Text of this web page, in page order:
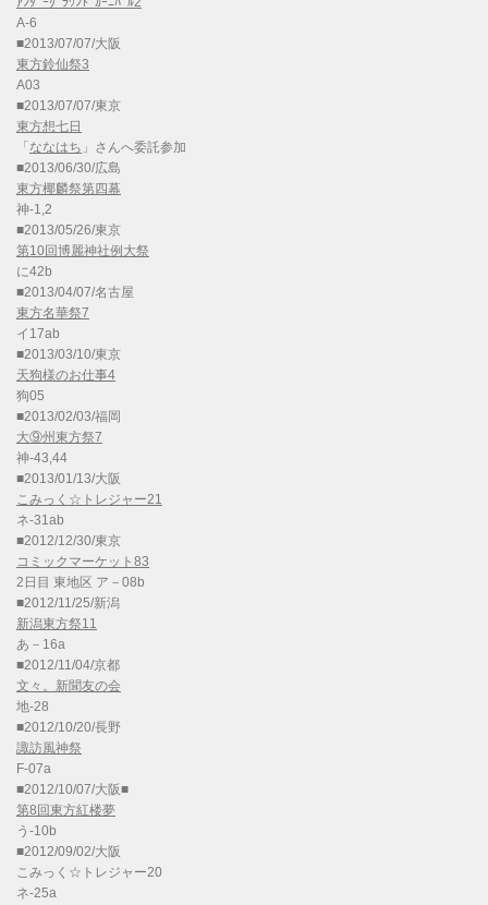
A-6
■2013/07/07/大阪
東方鈴仙祭3
A03
■2013/07/07/東京
東方想七日
「 ななはち 」さんへ委託参加
■2013/06/30/広島
東方椰麟祭第四幕
神-1,2
■2013/05/26/東京
第10回博麗神社例大祭
に42b
■2013/04/07/名古屋
東方名華祭7
イ17ab
■2013/03/10/東京
天狗様のお仕事4
狗05
■2013/02/03/福岡
大⑨州東方祭7
神-43,44
■2013/01/13/大阪
こみっく☆トレジャー21
ネ-31ab
■2012/12/30/東京
コミックマーケット83
2日目 東地区 ア－08b
■2012/11/25/新潟
新潟東方祭11
あ－16a
■2012/11/04/京都
文々。新聞友の会
地-28
■2012/10/20/長野
諏訪風神祭
F-07a
■2012/10/07/大阪■
第8回東方紅楼夢
う-10b
■2012/09/02/大阪
こみっく☆トレジャー20
ネ-25a